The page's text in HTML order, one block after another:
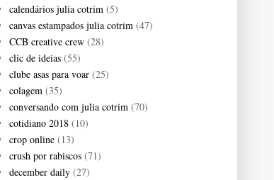
calendários julia cotrim (5)
canvas estampados julia cotrim (47)
CCB creative crew (28)
clic de ideias (55)
clube asas para voar (25)
colagem (35)
conversando com julia cotrim (70)
cotidiano 2018 (10)
crop online (13)
crush por rabiscos (71)
december daily (27)